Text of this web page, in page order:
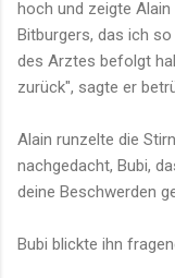
hoch und zeigte
Bitburgers, das ich
des Arztes befolgt
zurück", sagte er
Alain runzelte die
nachgedacht, Bubi,
deine Beschwerden
Bubi blickte ihn